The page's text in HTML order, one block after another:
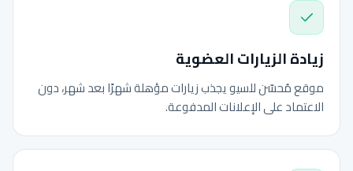
زيادة الزيارات العضوية
موقع مُحسّن للسيو يجذب زيارات مؤهلة شهرًا بعد شهر، دون
الاعتماد على الإعلانات المدفوعة.